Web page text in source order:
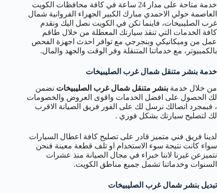
خدمة متاحة على مدار 24 ساعة في كافة محافظات الكويت
العاصمة حولي الاحمدي مبارك الكبير الجهراء الفروانية شمال
غرب الصليبيخات، فاينما تكن في الكويت نصل اليك ونقدم
كافة الخدمات التي تنقذ سيارتك المعطلة من خلال طاقم
عمل من وميكانيكي وبنجرجي مع توافر احدث اجهزة الفحص
بالكمبيوتر، مع خدماتنا المتنقلة وفر الوقت والجهد والمال.
خدمة بنشر متنقل شمال غرب الصليبيخات
من خلال خدمة بنشر متنقل شمال غرب الصليبيخات نضمن
لك الحصول على افضل الخدمات واقوى العروض والخصومات
، فبمجرد اتصالك نرسل لك على الفور فريق الصيانة الاقرب
لك لتصليح سيارتك بشكل فوري .
لدينا فريق فني متميز قادر على تصليح كافة اعطال السيارات
سواء كانت نتيجة سوء الاستخدام او تلف قطعة معينة فنحن
نتميزعن غيرنا لاننا خبراء في مجال الصيانة منذ عشرات
السنوات وخدماتنا تشمل جميع مناطق الكويت.
تبديل بنشر شمال غرب الصليبيخات